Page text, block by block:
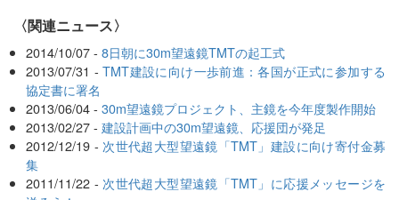
〈関連ニュース〉
2014/10/07 -8日朝に30m望遠鏡TMTの起工式
2013/07/31 -TMT建設に向け一歩前進：各国が正式に参加する
協定書に署名
2013/06/04 -30m望遠鏡プロジェクト、主鏡を今年度製作開始
2013/02/27 -建設計画中の30m望遠鏡、応援団が発足
2012/12/19 - 次世代超大型望遠鏡「TMT」建設に向け寄付金募
集
2011/11/22 - 次世代超大型望遠鏡「TMT」に応援メッセージを